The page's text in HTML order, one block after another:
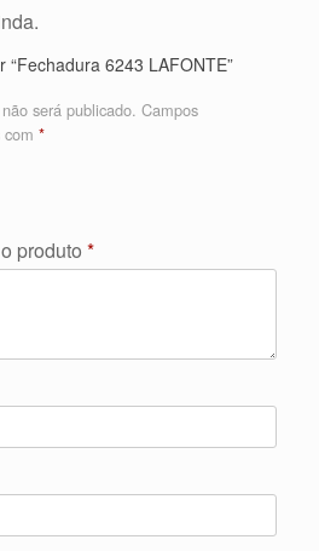
6243 LAFONTE”
será publicado. Campos
*
produto *